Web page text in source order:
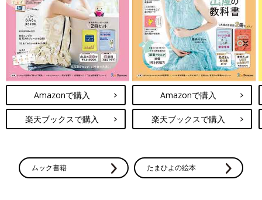
Amazonで購入
楽天ブックスで購入
Amazonで購入
楽天ブックスで購入
ムック書籍 たまひよの絵本